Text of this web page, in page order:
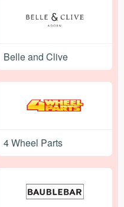
Belle and Clive
4 Wheel Parts